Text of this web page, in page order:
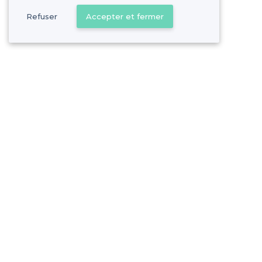
Refuser Accepter et fermer